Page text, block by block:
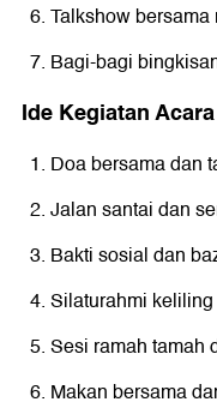
Talkshow
Bagi-bagi
Ide Kegiatan
Doa bersama dan
Jalan santai dan
Bakti sosial dan
Silaturahmi
Sesi ramah tamah
Makan bersama